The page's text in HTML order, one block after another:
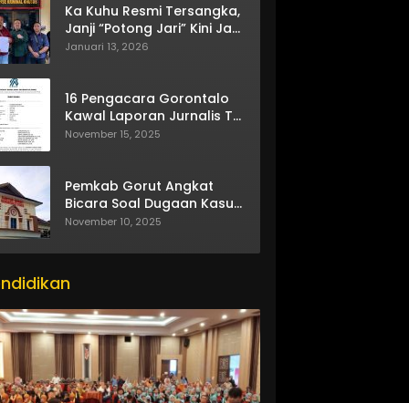
Ka Kuhu Resmi Tersangka,
Janji “Potong Jari” Kini Jadi
Bumerang
Januari 13, 2026
16 Pengacara Gorontalo
Kawal Laporan Jurnalis TV
One
November 15, 2025
Pemkab Gorut Angkat
Bicara Soal Dugaan Kasus
Asusila Oknum ASN
November 10, 2025